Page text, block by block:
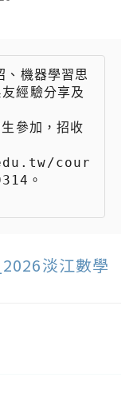
機器學習思
經驗分享及
cour
。
淡江數學